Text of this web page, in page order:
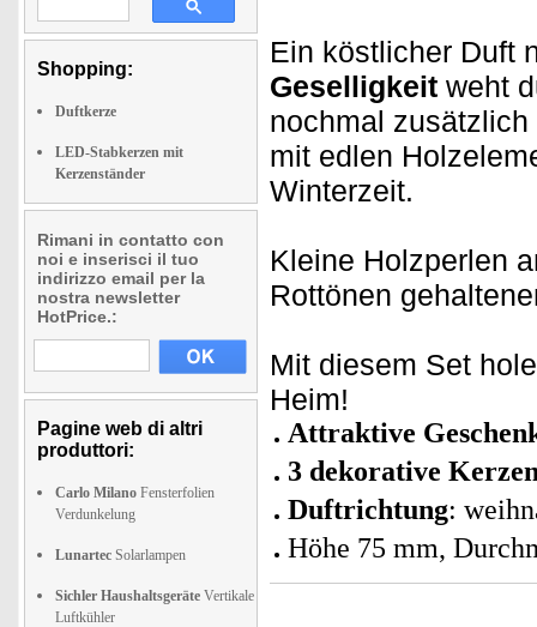
Shopping:
Duftkerze
LED-Stabkerzen mit
Kerzenständer
Rimani in contatto con
noi e inserisci il tuo
indirizzo email per la
nostra newsletter
HotPrice.:
Pagine web di altri
produttori:
Carlo Milano Fensterfolien
Verdunkelung
Lunartec Solarlampen
Sichler Haushaltsgeräte Vertikale
Luftkühler
Ein köstlicher Duft
Geselligkeit weht
nochmal
mit edlen
Winterzeit.
Kleine Holzperlen
Rottönen
Mit diesem Set
Heim!
Attraktive
3 dekorative
Duftrichtung:
Höhe 75 mm,